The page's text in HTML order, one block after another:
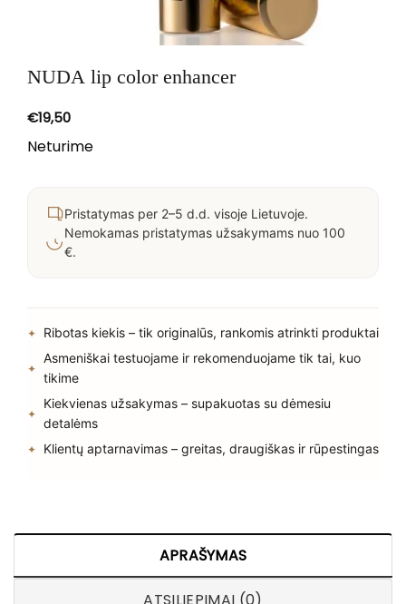
NUDA lip color enhancer
€19,50
Neturime
Pristatymas per 2–5 d.d. visoje Lietuvoje.
Nemokamas pristatymas užsakymams nuo 100
€.
Ribotas kiekis – tik originalūs, rankomis atrinkti produktai
Asmeniškai testuojame ir rekomenduojame tik tai, kuo
tikime
Kiekvienas užsakymas – supakuotas su dėmesiu
detalėms
Klientų aptarnavimas – greitas, draugiškas ir rūpestingas
APRAŠYMAS